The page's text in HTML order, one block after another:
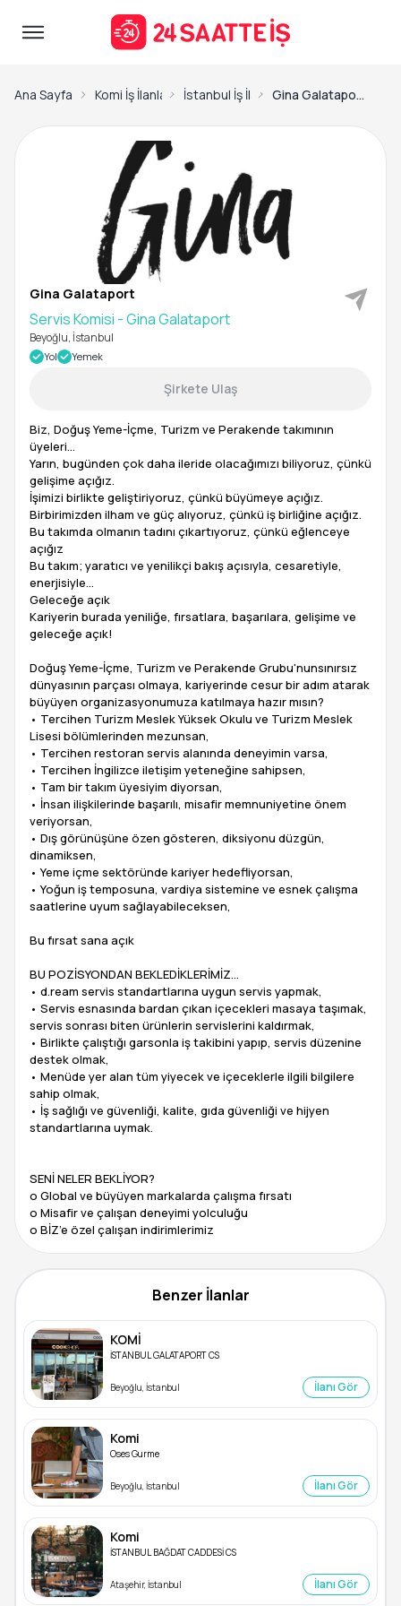
Ana Sayfa Komi İş İlanları İstanbul İş İlanları Gina Galataport-Servis Komisi - Gina Galataport
Gina Galataport
Servis Komisi - Gina Galataport
Beyoğlu, İstanbul
Yol Yemek
Şirkete Ulaş
Biz, Doğuş Yeme-İçme, Turizm ve Perakende takımının
üyeleri…
Yarın, bugünden çok daha ileride olacağımızı biliyoruz, çünkü
gelişime açığız.
İşimizi birlikte geliştiriyoruz, çünkü büyümeye açığız.
Birbirimizden ilham ve güç alıyoruz, çünkü iş birliğine açığız.
Bu takımda olmanın tadını çıkartıyoruz, çünkü eğlenceye
açığız
Bu takım; yaratıcı ve yenilikçi bakış açısıyla, cesaretiyle,
enerjisiyle…
Geleceğe açık
Kariyerin burada yeniliğe, fırsatlara, başarılara, gelişime ve
geleceğe açık!
Doğuş Yeme-İçme, Turizm ve Perakende Grubu'nunsınırsız
dünyasının parçası olmaya, kariyerinde cesur bir adım atarak
büyüyen organizasyonumuza katılmaya hazır mısın?
• Tercihen Turizm Meslek Yüksek Okulu ve Turizm Meslek
Lisesi bölümlerinden mezunsan,
• Tercihen restoran servis alanında deneyimin varsa,
• Tercihen İngilizce iletişim yeteneğine sahipsen,
• Tam bir takım üyesiyim diyorsan,
• İnsan ilişkilerinde başarılı, misafir memnuniyetine önem
veriyorsan,
• Dış görünüşüne özen gösteren, diksiyonu düzgün,
dinamiksen,
• Yeme içme sektöründe kariyer hedefliyorsan,
• Yoğun iş temposuna, vardiya sistemine ve esnek çalışma
saatlerine uyum sağlayabileceksen,
Bu fırsat sana açık
BU POZİSYONDAN BEKLEDİKLERİMİZ…
• d.ream servis standartlarına uygun servis yapmak,
• Servis esnasında bardan çıkan içecekleri masaya taşımak,
servis sonrası biten ürünlerin servislerini kaldırmak,
• Birlikte çalıştığı garsonla iş takibini yapıp, servis düzenine
destek olmak,
• Menüde yer alan tüm yiyecek ve içeceklerle ilgili bilgilere
sahip olmak,
• İş sağlığı ve güvenliği, kalite, gıda güvenliği ve hijyen
standartlarına uymak.
SENİ NELER BEKLİYOR?
o Global ve büyüyen markalarda çalışma fırsatı
o Misafir ve çalışan deneyimi yolculuğu
Benzer İlanlar
KOMİ
İSTANBUL GALATAPORT CS
Beyoğlu, İstanbul İlanı Gör
Komi
Oses Gurme
Beyoğlu, İstanbul İlanı Gör
Komi
İSTANBUL BAĞDAT CADDESİ CS
Ataşehir, İstanbul İlanı Gör